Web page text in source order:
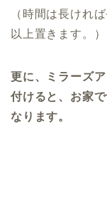
（時間は長けれ
以上置きます。）
更に、ミラーズ
付けると、お家
なります。